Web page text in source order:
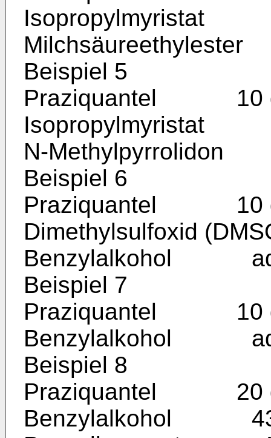
Isopropylmyristat
Beispiel 5
Praziquantel 10
Isopropylmyristat
N-
Beispiel 6
Praziquantel 10
Dimethylsulfoxid
Benzylalkohol ad
Beispiel 7
Praziquantel 10
Benzylalkohol ad
Beispiel 8
Praziquantel 20
Benzylalkohol